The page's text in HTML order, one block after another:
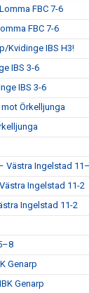
FBC 7-6
FBC 7-6
Kvidinge IBS H3!
IBS 3-6
IBS 3-6
Örkelljunga
Västra Ingelstad
Ingelstad 11-2
Ingelstad 11-2
Genarp
Genarp